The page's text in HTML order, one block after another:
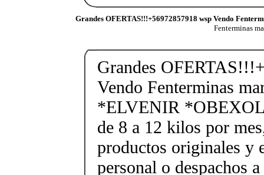
Grandes OFERTAS!!!+56972857918 wsp Vendo
Fenterminas
Grandes
Vendo Fenterminas
*ELVENIR
de 8 a 12 kilos por
productos originales y
personal o despachos